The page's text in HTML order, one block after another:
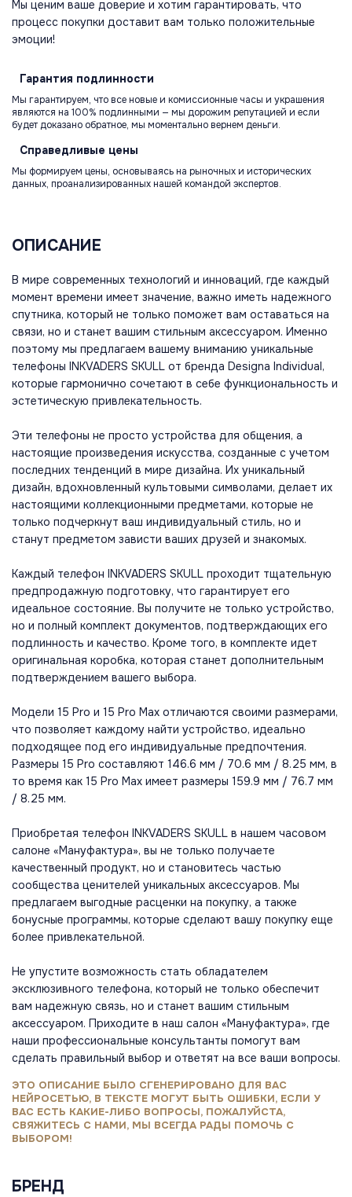
Мы ценим ваше доверие и хотим гарантировать, что
процесс покупки доставит вам только положительные
эмоции!
Гарантия подлинности
Мы гарантируем, что все новые и комиссионные часы и украшения
являются на 100% подлинными — мы дорожим репутацией и если
будет доказано обратное, мы моментально вернем деньги.
Справедливые цены
Мы формируем цены, основываясь на рыночных и исторических
данных, проанализированных нашей командой экспертов.
ОПИСАНИЕ
В мире современных технологий и инноваций, где каждый
момент времени имеет значение, важно иметь надежного
спутника, который не только поможет вам оставаться на
связи, но и станет вашим стильным аксессуаром. Именно
поэтому мы предлагаем вашему вниманию уникальные
телефоны INKVADERS SKULL от бренда Designa Individual,
которые гармонично сочетают в себе функциональность и
эстетическую привлекательность.
Эти телефоны не просто устройства для общения, а
настоящие произведения искусства, созданные с учетом
последних тенденций в мире дизайна. Их уникальный
дизайн, вдохновленный культовыми символами, делает их
настоящими коллекционными предметами, которые не
только подчеркнут ваш индивидуальный стиль, но и
станут предметом зависти ваших друзей и знакомых.
Каждый телефон INKVADERS SKULL проходит тщательную
предпродажную подготовку, что гарантирует его
идеальное состояние. Вы получите не только устройство,
но и полный комплект документов, подтверждающих его
подлинность и качество. Кроме того, в комплекте идет
оригинальная коробка, которая станет дополнительным
подтверждением вашего выбора.
Модели 15 Pro и 15 Pro Max отличаются своими размерами,
что позволяет каждому найти устройство, идеально
подходящее под его индивидуальные предпочтения.
Размеры 15 Pro составляют 146.6 мм / 70.6 мм / 8.25 мм, в
то время как 15 Pro Max имеет размеры 159.9 мм / 76.7 мм
/ 8.25 мм.
Приобретая телефон INKVADERS SKULL в нашем часовом
салоне «Мануфактура», вы не только получаете
качественный продукт, но и становитесь частью
сообщества ценителей уникальных аксессуаров. Мы
предлагаем выгодные расценки на покупку, а также
бонусные программы, которые сделают вашу покупку еще
более привлекательной.
Не упустите возможность стать обладателем
эксклюзивного телефона, который не только обеспечит
вам надежную связь, но и станет вашим стильным
аксессуаром. Приходите в наш салон «Мануфактура», где
наши профессиональные консультанты помогут вам
сделать правильный выбор и ответят на все ваши вопросы.
ЭТО ОПИСАНИЕ БЫЛО СГЕНЕРИРОВАНО ДЛЯ ВАС
НЕЙРОСЕТЬЮ, В ТЕКСТЕ МОГУТ БЫТЬ ОШИБКИ, ЕСЛИ У
ВАС ЕСТЬ КАКИЕ-ЛИБО ВОПРОСЫ, ПОЖАЛУЙСТА,
СВЯЖИТЕСЬ С НАМИ, МЫ ВСЕГДА РАДЫ ПОМОЧЬ С
ВЫБОРОМ!
БРЕНД